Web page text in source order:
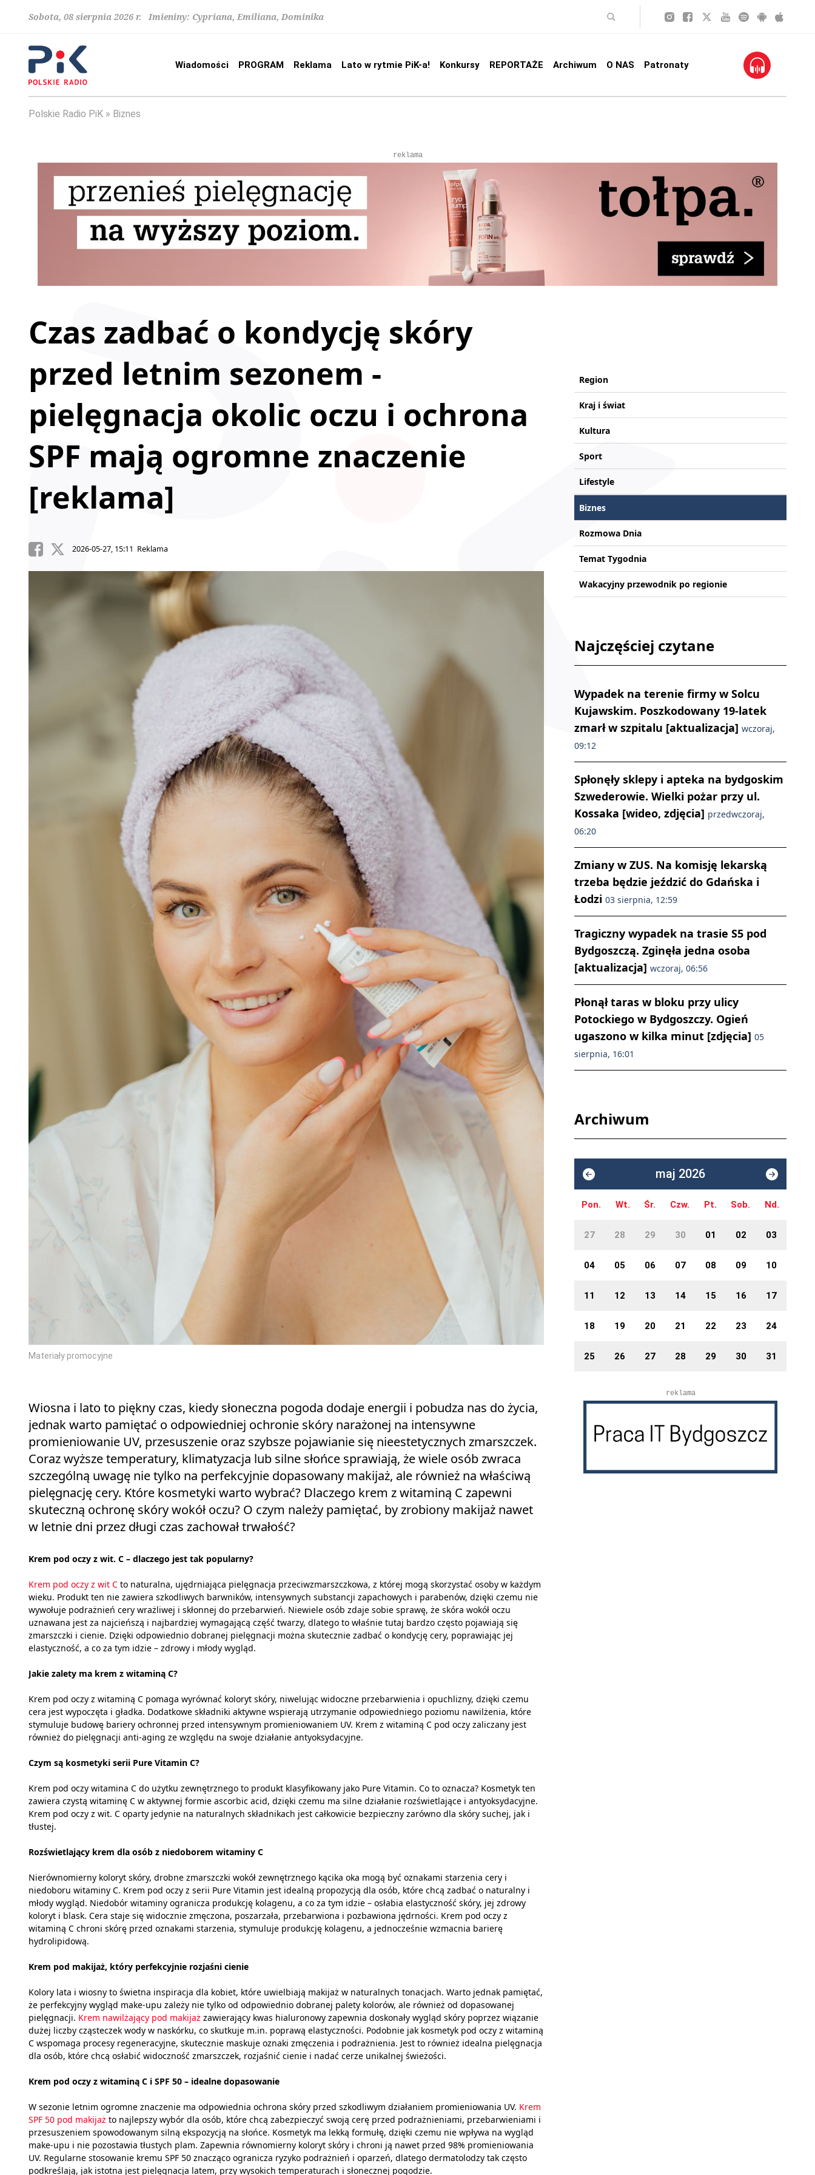
Sobota, 08 sierpnia 2026 r. Imieniny: Cypriana, Emiliana, Dominika
Wiadomości PROGRAM Reklama Lato w rytmie PiK-a! Konkursy REPORTAŻE Archiwum O NAS Patronaty
Polskie Radio PiK Biznes
reklama
Czas zadbać o kondycję skóry
przed letnim sezonem -
pielęgnacja okolic oczu i ochrona
SPF mają ogromne znaczenie
[reklama]
2026-05-27, 15:11 Reklama
Materiały promocyjne
Wiosna i lato to piękny czas, kiedy słoneczna pogoda dodaje energii i pobudza nas do życia,
jednak warto pamiętać o odpowiedniej ochronie skóry narażonej na intensywne
promieniowanie UV, przesuszenie oraz szybsze pojawianie się nieestetycznych zmarszczek.
Coraz wyższe temperatury, klimatyzacja lub silne słońce sprawiają, że wiele osób zwraca
szczególną uwagę nie tylko na perfekcyjnie dopasowany makijaż, ale również na właściwą
pielęgnację cery. Które kosmetyki warto wybrać? Dlaczego krem z witaminą C zapewni
skuteczną ochronę skóry wokół oczu? O czym należy pamiętać, by zrobiony makijaż nawet
w letnie dni przez długi czas zachował trwałość?
Krem pod oczy z wit. C – dlaczego jest tak popularny?
Krem pod oczy z wit C to naturalna, ujędrniająca pielęgnacja przeciwzmarszczkowa, z której mogą skorzystać osoby w każdym
wieku. Produkt ten nie zawiera szkodliwych barwników, intensywnych substancji zapachowych i parabenów, dzięki czemu nie
wywołuje podrażnień cery wrażliwej i skłonnej do przebarwień. Niewiele osób zdaje sobie sprawę, że skóra wokół oczu
uznawana jest za najcieńszą i najbardziej wymagającą część twarzy, dlatego to właśnie tutaj bardzo często pojawiają się
zmarszczki i cienie. Dzięki odpowiednio dobranej pielęgnacji można skutecznie zadbać o kondycję cery, poprawiając jej
elastyczność, a co za tym idzie – zdrowy i młody wygląd.
Jakie zalety ma krem z witaminą C?
Krem pod oczy z witaminą C pomaga wyrównać koloryt skóry, niwelując widoczne przebarwienia i opuchlizny, dzięki czemu
cera jest wypoczęta i gładka. Dodatkowe składniki aktywne wspierają utrzymanie odpowiedniego poziomu nawilżenia, które
stymuluje budowę bariery ochronnej przed intensywnym promieniowaniem UV. Krem z witaminą C pod oczy zaliczany jest
również do pielęgnacji anti-aging ze względu na swoje działanie antyoksydacyjne.
Czym są kosmetyki serii Pure Vitamin C?
Krem pod oczy witamina C do użytku zewnętrznego to produkt klasyfikowany jako Pure Vitamin. Co to oznacza? Kosmetyk ten
zawiera czystą witaminę C w aktywnej formie ascorbic acid, dzięki czemu ma silne działanie rozświetlające i antyoksydacyjne.
Krem pod oczy z wit. C oparty jedynie na naturalnych składnikach jest całkowicie bezpieczny zarówno dla skóry suchej, jak i
tłustej.
Rozświetlający krem dla osób z niedoborem witaminy C
Nierównomierny koloryt skóry, drobne zmarszczki wokół zewnętrznego kącika oka mogą być oznakami starzenia cery i
niedoboru witaminy C. Krem pod oczy z serii Pure Vitamin jest idealną propozycją dla osób, które chcą zadbać o naturalny i
młody wygląd. Niedobór witaminy ogranicza produkcję kolagenu, a co za tym idzie – osłabia elastyczność skóry, jej zdrowy
koloryt i blask. Cera staje się widocznie zmęczona, poszarzała, przebarwiona i pozbawiona jędrności. Krem pod oczy z
witaminą C chroni skórę przed oznakami starzenia, stymuluje produkcję kolagenu, a jednocześnie wzmacnia barierę
hydrolipidową.
Krem pod makijaż, który perfekcyjnie rozjaśni cienie
Kolory lata i wiosny to świetna inspiracja dla kobiet, które uwielbiają makijaż w naturalnych tonacjach. Warto jednak pamiętać,
że perfekcyjny wygląd make-upu zależy nie tylko od odpowiednio dobranej palety kolorów, ale również od dopasowanej
pielęgnacji. Krem nawilżający pod makijaż zawierający kwas hialuronowy zapewnia doskonały wygląd skóry poprzez wiązanie
dużej liczby cząsteczek wody w naskórku, co skutkuje m.in. poprawą elastyczności. Podobnie jak kosmetyk pod oczy z witaminą
C wspomaga procesy regeneracyjne, skutecznie maskuje oznaki zmęczenia i podrażnienia. Jest to również idealna pielęgnacja
dla osób, które chcą osłabić widoczność zmarszczek, rozjaśnić cienie i nadać cerze unikalnej świeżości.
Krem pod oczy z witaminą C i SPF 50 – idealne dopasowanie
W sezonie letnim ogromne znaczenie ma odpowiednia ochrona skóry przed szkodliwym działaniem promieniowania UV. Krem
SPF 50 pod makijaż to najlepszy wybór dla osób, które chcą zabezpieczyć swoją cerę przed podrażnieniami, przebarwieniami i
przesuszeniem spowodowanym silną ekspozycją na słońce. Kosmetyk ma lekką formułę, dzięki czemu nie wpływa na wygląd
make-upu i nie pozostawia tłustych plam. Zapewnia równomierny koloryt skóry i chroni ją nawet przed 98% promieniowania
UV. Regularne stosowanie kremu SPF 50 znacząco ogranicza ryzyko podrażnień i oparzeń, dlatego dermatolodzy tak często
podkreślają, jak istotna jest pielęgnacja latem, przy wysokich temperaturach i słonecznej pogodzie.
Region
Kraj i świat
Kultura
Sport
Lifestyle
Biznes
Rozmowa Dnia
Temat Tygodnia
Wakacyjny przewodnik po regionie
Najczęściej czytane
Wypadek na terenie firmy w Solcu
Kujawskim. Poszkodowany 19-latek
zmarł w szpitalu [aktualizacja] wczoraj,
09:12
Spłonęły sklepy i apteka na bydgoskim
Szwederowie. Wielki pożar przy ul.
Kossaka [wideo, zdjęcia] przedwczoraj,
06:20
Zmiany w ZUS. Na komisję lekarską
trzeba będzie jeździć do Gdańska i
Łodzi 03 sierpnia, 12:59
Tragiczny wypadek na trasie S5 pod
Bydgoszczą. Zginęła jedna osoba
[aktualizacja] wczoraj, 06:56
Płonął taras w bloku przy ulicy
Potockiego w Bydgoszczy. Ogień
ugaszono w kilka minut [zdjęcia] 05
sierpnia, 16:01
Archiwum
maj 2026
Pon. Wt. Śr. Czw. Pt. Sob. Nd.
27 28 29 30 01 02 03
04 05 06 07 08 09 10
11 12 13 14 15 16 17
18 19 20 21 22 23 24
25 26 27 28 29 30 31
reklama